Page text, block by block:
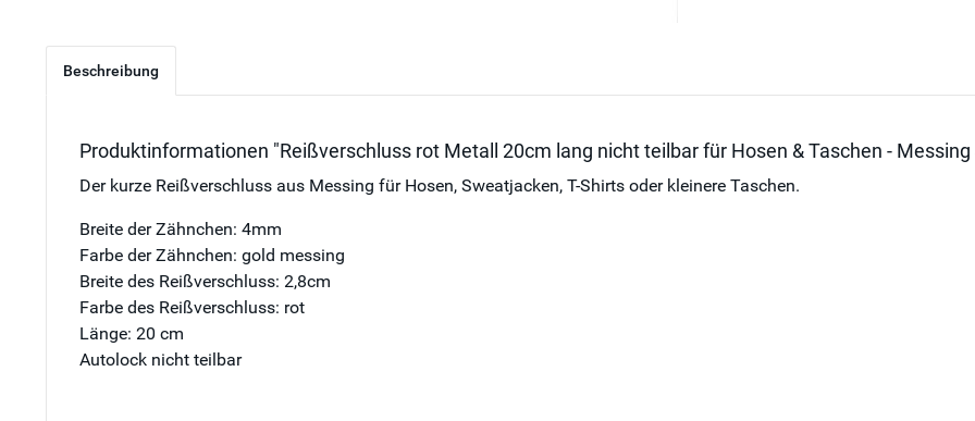
Beschreibung
Produktinformationen "Reißverschluss rot Metall 20cm lang nicht teilbar für Hosen & Taschen - Messing
Der kurze Reißverschluss aus Messing für Hosen, Sweatjacken, T-Shirts oder kleinere Taschen.
Breite der Zähnchen: 4mm
Farbe der Zähnchen: gold messing
Breite des Reißverschluss: 2,8cm
Farbe des Reißverschluss: rot
Länge: 20 cm
Autolock nicht teilbar